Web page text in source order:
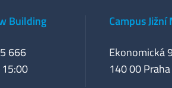
Building
666
Campus Jižní
Ekonomická
140 00